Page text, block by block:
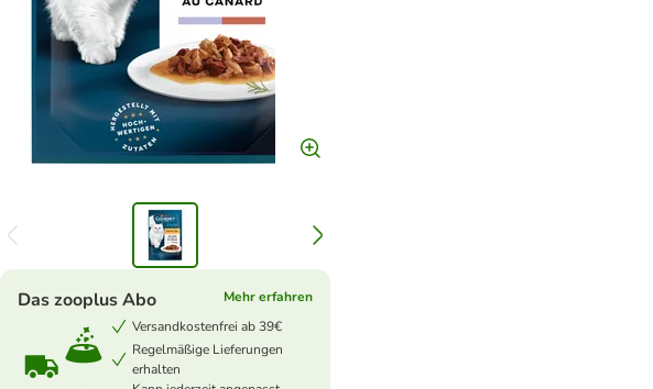
Das zooplus Abo
Mehr erfahren
Versandkostenfrei ab 39€
Regelmäßige Lieferungen
erhalten